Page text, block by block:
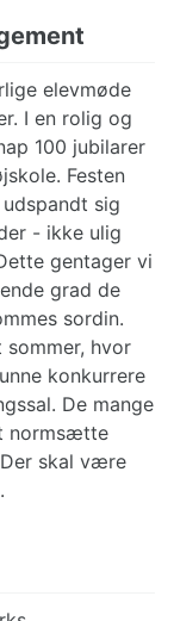
elevmøde
I en rolig og
100 jubilarer
Festen
sig
- ikke ulig
gentager vi
grad de
sordin.
hvor
konkurrere
De mange
normsætte
skal være